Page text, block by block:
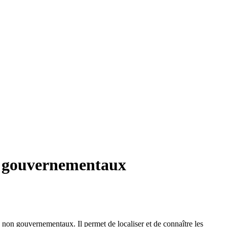
gouvernementaux. Il permet de localiser et de connaître les